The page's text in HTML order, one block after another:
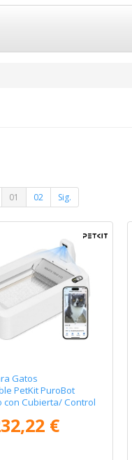
01 02 Sig.
Gatos
PetKit PuroBot
con Cubierta/ Control
€